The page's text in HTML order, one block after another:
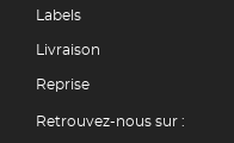
Labels
Livraison
Reprise
Retrouvez-nous sur :